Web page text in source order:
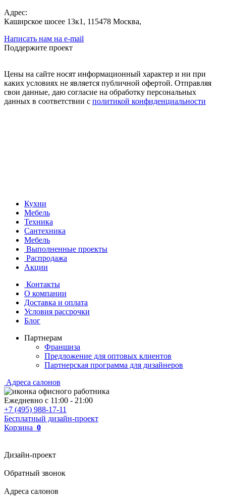
Адрес:
Каширское шосее 13к1, 115478 Москва,
Написать нам на e-mail
Поддержите проект
Цены на сайте носят информационный характер и ни при
каких условиях не является публичной офертой. Отправляя
свои данные, даю согласие на обработку персональных
данных в соответствии с политикой конфиденциальности
Кухни
Мебель
Техника
Сантехника
Мебель
Выполненные проекты
Распродажа
Акции
Контакты
О компании
Доставка и оплата
Условия рассрочки
Блог
Партнерам
Франшиза
Предложение для оптовых клиентов
Партнерская программа для дизайнеров
Адреса салонов
Ежедневно с 11:00 - 21:00
+7 (495) 988-17-11
Бесплатный дизайн-проект
Корзина 0
Дизайн-проект
Обратный звонок
Адреса салонов